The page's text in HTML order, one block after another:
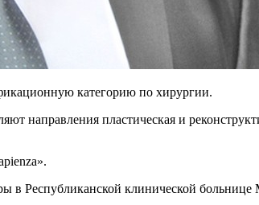
категорию по хирургии.
направления пластическая и
в Республиканской клинической